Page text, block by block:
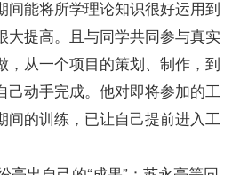
间能将所学理论知识很好运用到
大提高。且与同学共同参与真实
，从一个项目的策划、制作，到
己动手完成。他对即将参加的工
间的训练，已让自己提前进入工